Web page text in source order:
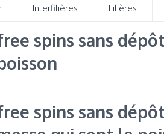
Interfilières Filières
spins sans
spins sans